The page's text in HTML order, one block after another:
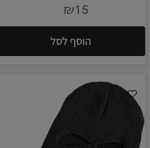
₪15
הוסף לסל